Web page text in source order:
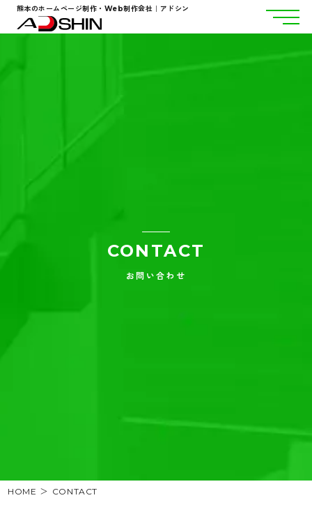
熊本のホームページ制作・Web制作会社｜アドシン
CONTACT
お問い合わせ
HOME CONTACT